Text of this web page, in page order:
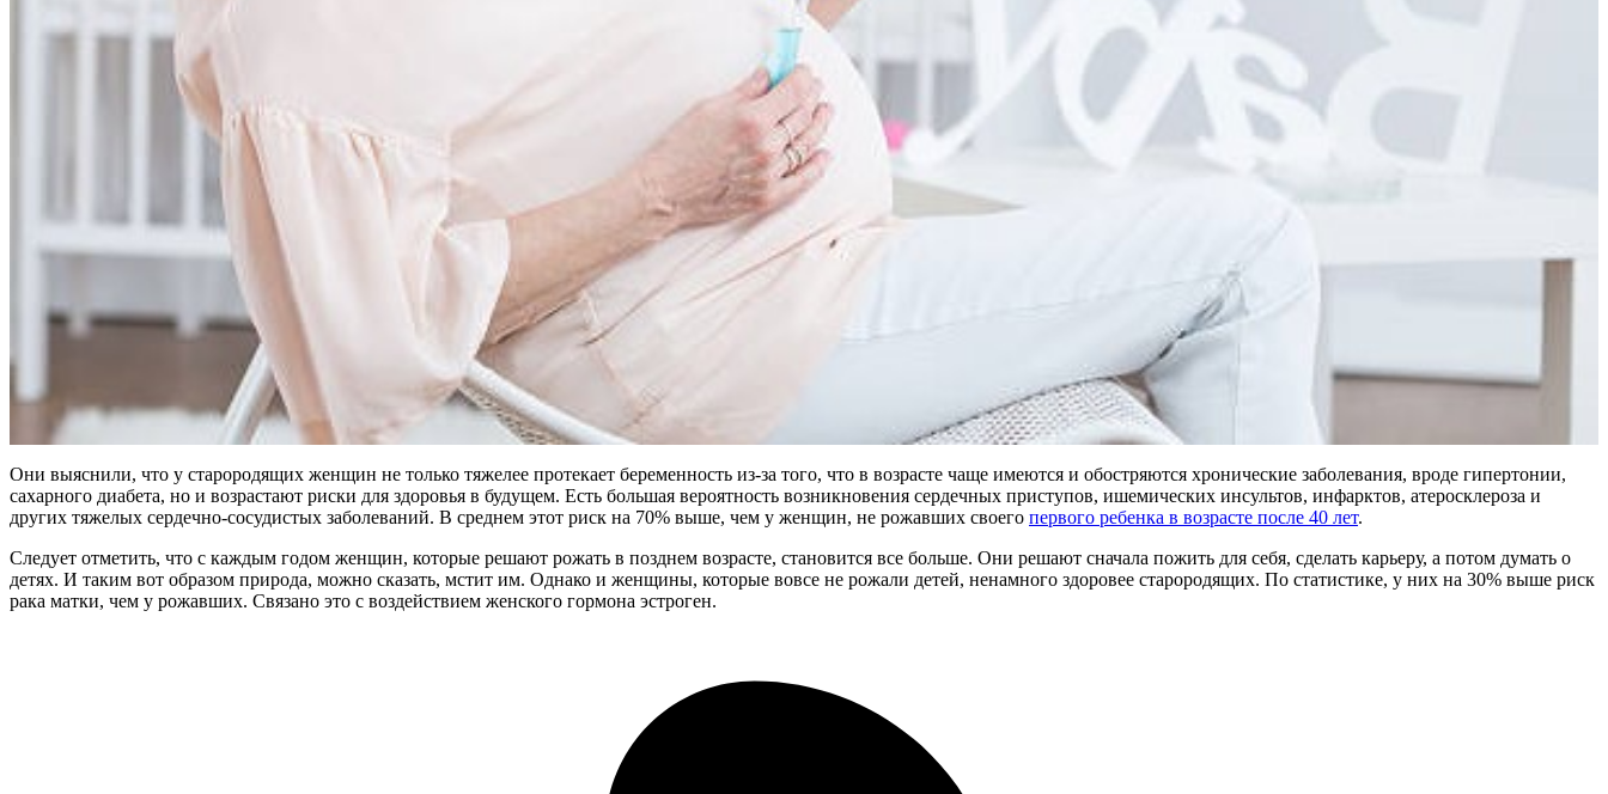
Они выяснили, что у старородящих женщин не только тяжелее протекает беременность из-за того, что в возрасте чаще имеются и обостряются хронические заболевания, вроде гипертонии,
сахарного диабета, но и возрастают риски для здоровья в будущем. Есть большая вероятность возникновения сердечных приступов, ишемических инсультов, инфарктов, атеросклероза и
других тяжелых сердечно-сосудистых заболеваний. В среднем этот риск на 70% выше, чем у женщин, не рожавших своего первого ребенка в возрасте после 40 лет.
Следует отметить, что с каждым годом женщин, которые решают рожать в позднем возрасте, становится все больше. Они решают сначала пожить для себя, сделать карьеру, а потом думать о
детях. И таким вот образом природа, можно сказать, мстит им. Однако и женщины, которые вовсе не рожали детей, ненамного здоровее старородящих. По статистике, у них на 30% выше риск
рака матки, чем у рожавших. Связано это с воздействием женского гормона эстроген.